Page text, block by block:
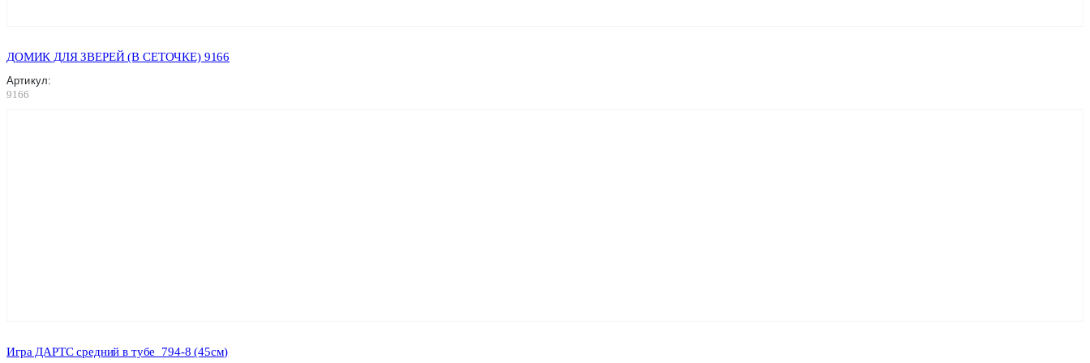
ДОМИК ДЛЯ ЗВЕРЕЙ (В СЕТОЧКЕ) 9166
Артикул:
9166
Игра ДАРТС средний в тубе_794-8 (45см)